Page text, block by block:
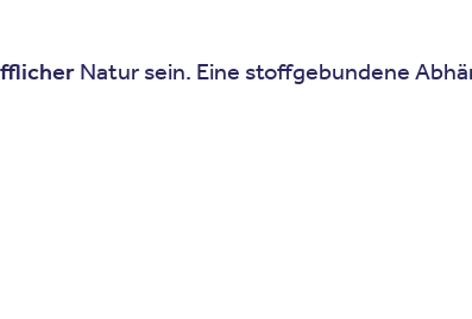
Natur sein. Eine stoffgebundene